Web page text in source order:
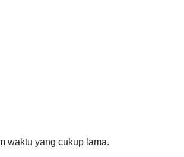
waktu yang cukup lama.